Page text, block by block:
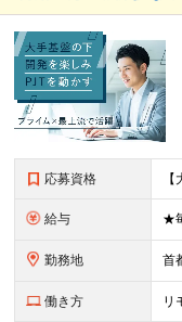
応募資格
給与
勤務地
働き方 リ